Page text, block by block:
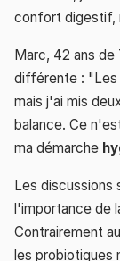
confort digestif,
Marc, 42 ans de
différente : "Les
mais j'ai mis
balance. Ce
ma démarche
Les discussions
l'importance de
Contrairement
les probiotiques